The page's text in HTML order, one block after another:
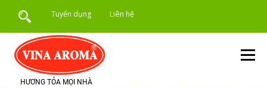
Tuyển dụng Liên hệ
HƯƠNG TỎA MỌI NHÀ
Menu